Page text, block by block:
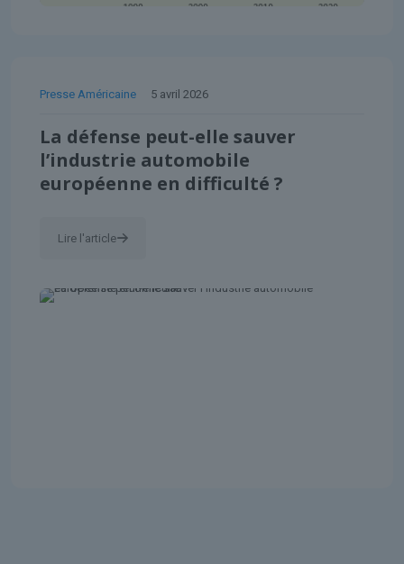
Presse Américaine 5 avril 2026
La défense peut-elle sauver
l’industrie automobile
européenne en difficulté ?
Lire l'article